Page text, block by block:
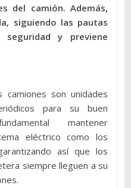
del camión. Además,
siguiendo las pautas
y previene
camiones son unidades
para su buen
mantener
eléctrico como los
así que los
siempre lleguen a su